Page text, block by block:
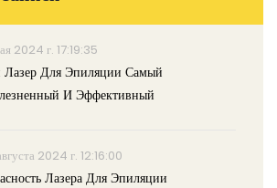
2024 г. 17:19:35
Лазер Для Эпиляции Самый
И Эффективный
2024 г. 12:16:00
Лазера Для Эпиляции